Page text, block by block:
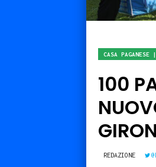
CASA
100
REDAZIONE